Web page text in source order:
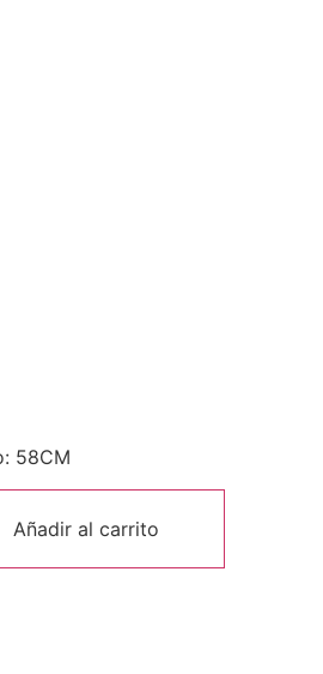
58CM
Añadir al carrito